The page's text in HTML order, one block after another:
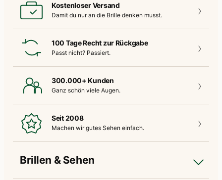
Kostenloser Versand
Damit du nur an die Brille denken musst.
100 Tage Recht zur Rückgabe
Passt nicht? Passiert.
300.000+ Kunden
Ganz schön viele Augen.
Seit 2008
Machen wir gutes Sehen einfach.
Brillen & Sehen